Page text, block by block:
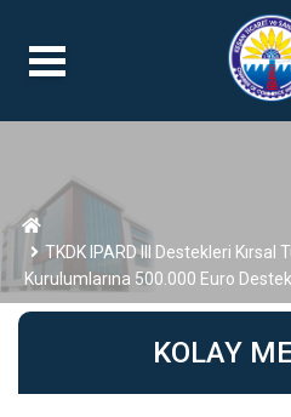
TKDK IPARD III Destekleri Kırsal
Kurulumlarına 500.000 Euro Destek
KOLAY